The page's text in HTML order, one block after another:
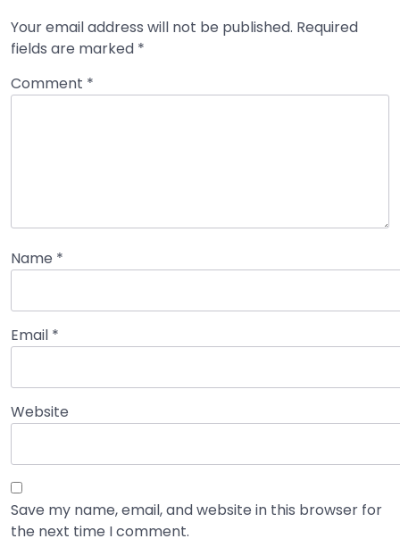
Your email address will not be published. Required
fields are marked *
Comment *
Name *
Email *
Website
Save my name, email, and website in this browser for
the next time I comment.